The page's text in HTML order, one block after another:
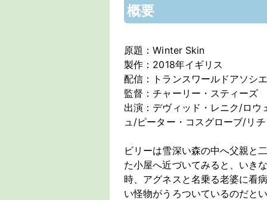
概要
原題：Winter Skin
製作：2018年イギリス
配信：トランスワールドアソシ
監督：チャーリー・スティーズ
出演：デヴィッド・レニク/ロ
ュ/ピーター・コスグローブ/リ
ビリーは雪深い森の中へ父親と
た小屋へ近づいてみると、いき
時、アグネスと名乗る老婆に看
い怪物がうろついているのだと